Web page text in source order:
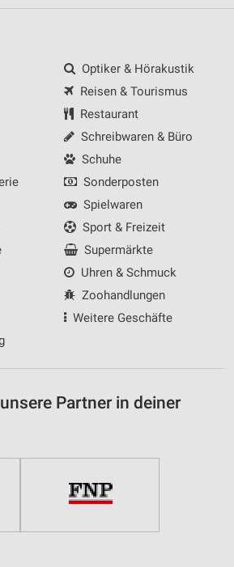
Optiker & Hörakustik
Reisen & Tourismus
Restaurant
Schreibwaren & Büro
Schuhe
Sonderposten
Spielwaren
Sport & Freizeit
Supermärkte
Uhren & Schmuck
Zoohandlungen
Weitere Geschäfte
Partner in deiner